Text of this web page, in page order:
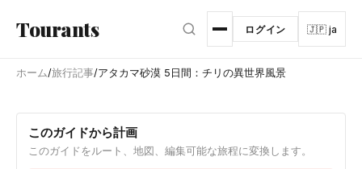
Tourants ログイン 🇯🇵 ja
ホーム/旅行記事/アタカマ砂漠 5日間：チリの異世界風景
このガイドから計画
このガイドをルート、地図、編集可能な旅程に変換します。